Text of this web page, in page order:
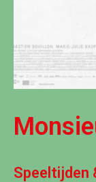
Speeltijden